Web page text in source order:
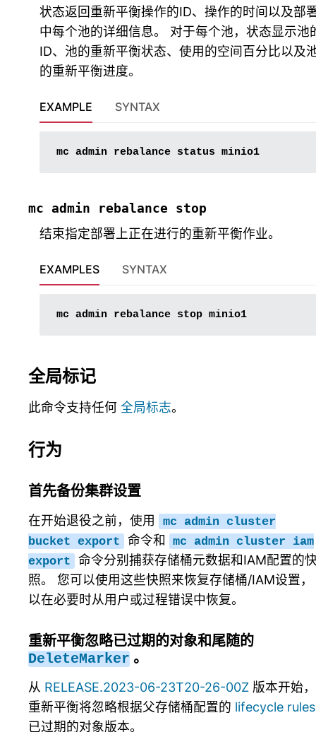
状态返回重新平衡操作的ID、操作的时间以及部
中每个池的详细信息。 对于每个池，状态显示池
ID、池的重新平衡状态、使用的空间百分比以及
的重新平衡进度。
EXAMPLE
mc admin rebalance status
SYNTAX
mc admin rebalance stop
结束指定部署上正在进行的重新平衡作业。
EXAMPLES
mc admin rebalance stop
SYNTAX
全局标记
此命令支持任何 全局标志。
行为
首先备份集群设置
在开始退役之前，使用 mc admin
cluster
bucket export 命令和 mc admin cluster
iam
export
命令分别捕获存储桶元数据和IAM配置的
照。 您可以使用这些快照来恢复存储桶/IAM设置，
以在必要时从用户或过程错误中恢复。
重新平衡忽略已过期的对象和尾随的
DeleteMarker 。
从 RELEASE.2023-06-23T20-26-00Z 版本开始，
重新平衡将忽略根据父存储桶配置的 lifecycle rules
已过期的对象版本。